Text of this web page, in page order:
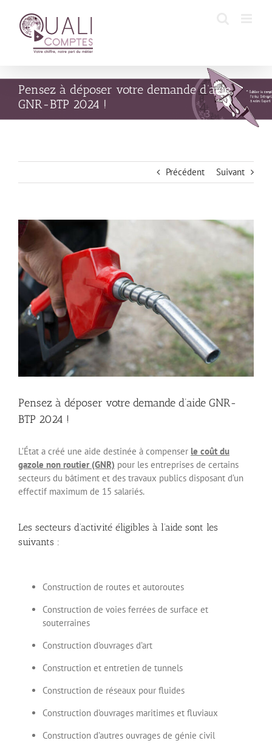
contenu
Pensez à déposer votre demande d’aide
GNR-BTP 2024 !
Précédent Suivant
Voir
l'image
agrandie
Pensez à déposer votre demande d’aide GNR-
BTP 2024 !
L’État a créé une aide destinée à compenser le coût du
gazole non routier (GNR) pour les entreprises de certains
secteurs du bâtiment et des travaux publics disposant d’un
effectif maximum de 15 salariés.
Les secteurs d’activité éligibles à l’aide sont les
suivants :
Construction de routes et autoroutes
Construction de voies ferrées de surface et
souterraines
Construction d’ouvrages d’art
Construction et entretien de tunnels
Construction de réseaux pour fluides
Construction d’ouvrages maritimes et fluviaux
Construction d’autres ouvrages de génie civil